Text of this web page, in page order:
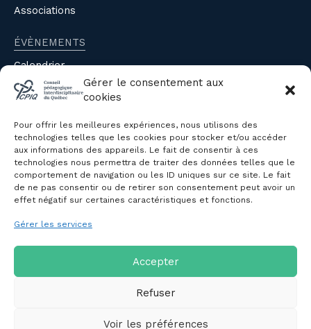
Gérer le consentement aux
cookies
Pour offrir les meilleures expériences, nous utilisons des
technologies telles que les cookies pour stocker et/ou accéder
aux informations des appareils. Le fait de consentir à ces
technologies nous permettra de traiter des données telles que le
comportement de navigation ou les ID uniques sur ce site. Le fait
de ne pas consentir ou de retirer son consentement peut avoir un
effet négatif sur certaines caractéristiques et fonctions.
Gérer les services
Accepter
Refuser
Voir les préférences
Associations
ÉVÈNEMENTS
Calendrier
Évènements du CPIQ
Revue
Avis et mémoires
Autres publications
NOUS JOINDRE
Politique de confidentialité des
Politique de cookies (CA)